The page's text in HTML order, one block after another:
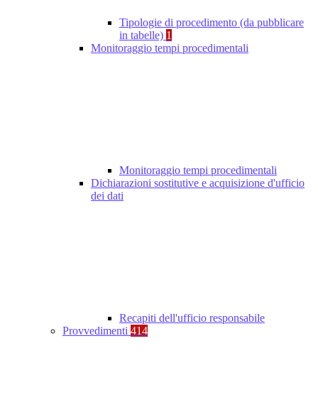
Tipologie di procedimento (da pubblicare
in tabelle) 1
Monitoraggio tempi procedimentali
Monitoraggio tempi procedimentali
Dichiarazioni sostitutive e acquisizione d'ufficio
dei dati
Recapiti dell'ufficio responsabile
Provvedimenti 414